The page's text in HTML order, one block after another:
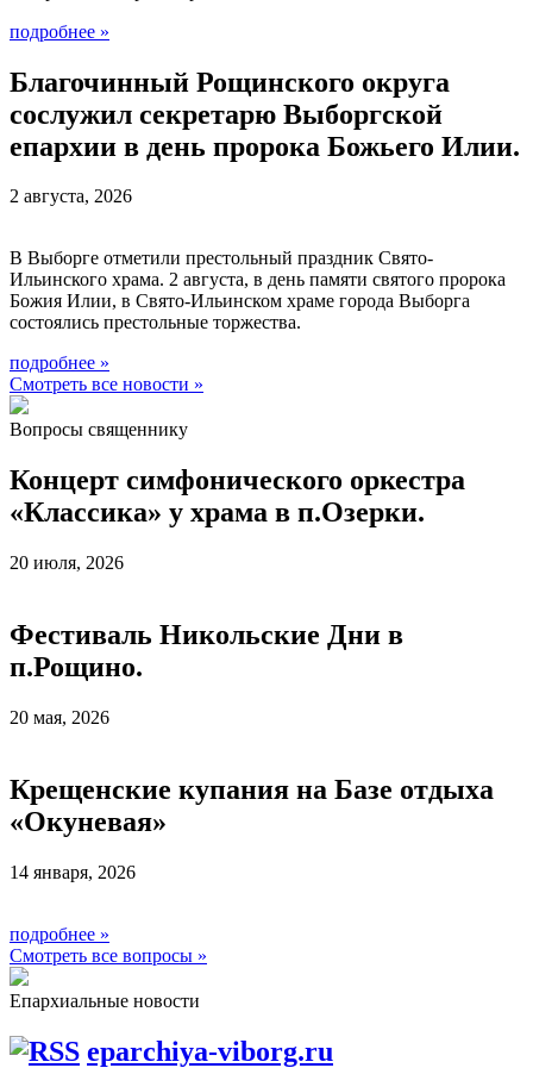
подробнее »
Благочинный Рощинского округа
сослужил секретарю Выборгской
епархии в день пророка Божьего Илии.
2 августа, 2026
В Выборге отметили престольный праздник Свято-
Ильинского храма. 2 августа, в день памяти святого пророка
Божия Илии, в Свято-Ильинском храме города Выборга
состоялись престольные торжества.
подробнее »
Смотреть все новости »
Вопросы священнику
Концерт симфонического оркестра
«Классика» у храма в п.Озерки.
20 июля, 2026
Фестиваль Никольские Дни в
п.Рощино.
20 мая, 2026
Крещенские купания на Базе отдыха
«Окуневая»
14 января, 2026
подробнее »
Смотреть все вопросы »
Епархиальные новости
eparchiya-viborg.ru